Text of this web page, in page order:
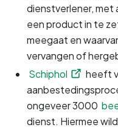
dienstverlener, met
een product in te
meegaat en
vervangen of
Schiphol
heeft
ongeveer 3000
dienst. Hiermee